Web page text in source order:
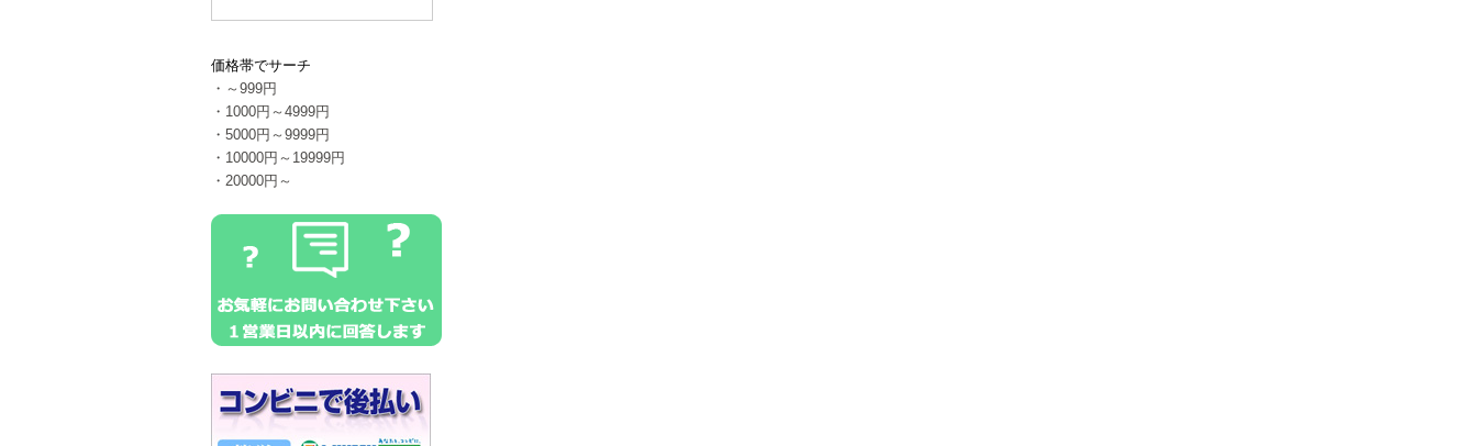
価格帯でサーチ
・～999円
・1000円～4999円
・5000円～9999円
・10000円～19999円
・20000円～